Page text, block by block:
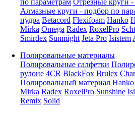
по параметрам Отрезные круги
Алмазные круги - подбор по
пудра Betacord Flexifoam Hanko
Mirka Omega Radex RoxelPro
Smirdex Sunmight Jeta Pro Isistem
Полировальные материалы
Полировальные салфетки
рулоне 4CR BlackFox Brulex
Полировальный материал Hanko
Mirka Radex RoxelPro Sunshine
Remix Solid